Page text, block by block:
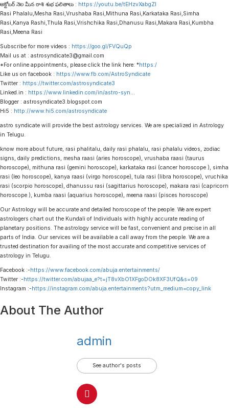
అక్టోబర్ నెల మీన రాశి శుభ ఫలితాలు : https://youtu.be/tEHzvXabgZI
Rasi Phalalu,Mesha Rasi,Vrushaba Rasi,Mithuna Rasi,Karkataka Rasi,Simha
Rasi,Kanya Rashi,Thula Rasi,Vrishchika Rasi,Dhanusu Rasi,Makara Rasi,Kumbha
Rasi,Meena Rasi
Subscribe for more videos : https://goo.gl/FVQuQp
Mail us at : astrosyndicate3@gmail.com
*For online appointments, please click the link here: *https:/
Like us on facebook : https://www.fb.com/AstroSyndicate
Twitter : https://twitter.com/astrosyndicate3
Linked.in : https://www.linkedin.com/in/astro-syn
Blogger : astrosyndicate3.blogspot.com
Hi5 : http://www.hi5.com/astrosyndicate
astro syndicate will provide the best astrology services. We are specialized in Astrology
in Telugu.
know more about future, rasi phalitalu, daily rasi phalalu, rasi phalalu videos, zodiac
signs, daily predictions, mesha raasi (aries horoscope), vrushaba raasi (taurus
horoscope), mithuna rasi (gemini horoscope), karkataka rasi (cancer horoscope ), simha
rasi (leo horoscope), kanya raasi (virgo horoscope), tula rasi (libra horoscope), vruchika
rasi (scorpio horoscope), dhanussu rasi (sagittarius horoscope), makara rasi (capricorn
horoscope ), kumba raasi (aquarius horoscope), meena raasi (pisces horoscope)
Our Astrology will be accurate and detailed horoscope of the people. We are expert
astrologers chart out the Kundali of Individuals with highly accurate reading of
planetary positions. The astrology service will be fast, convenient and precise in all
parts of India. Our services will be available a call away from the people. We are a
trusted destination for availing of the most accurate and competitive services of
astrology in Telugu.
Facebook :-https://www.facebook.com/abuja.entertainments/
Twitter :-https://twitter.com/abujaa_e?t=jT8vXbO1XFgoDOk8XF3UfQ&s=09
Instagram :-https://instagram.com/abuja.entertainments?utm_medium=copy_link
About The Author
admin
See author's posts